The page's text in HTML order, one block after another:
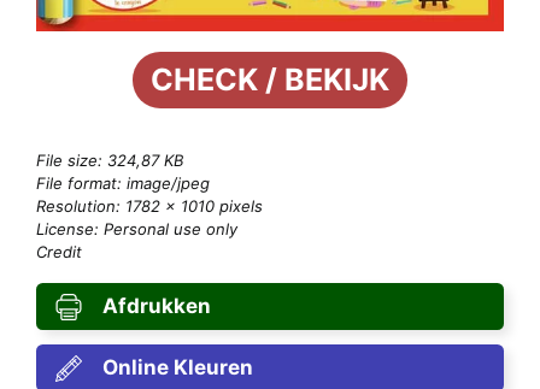
CHECK / BEKIJK
File size: 324,87 KB
File format: image/jpeg
Resolution: 1782 × 1010 pixels
License: Personal use only
Credit
Afdrukken
Online Kleuren